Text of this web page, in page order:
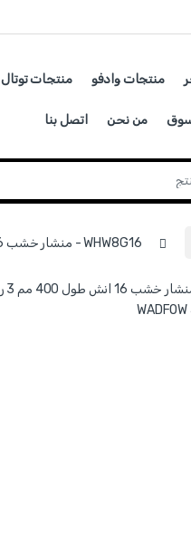
منتجات وادفو منتجات توتال
من نحن اتصل بنا
WHW8G16 - منشار خشب 16 انش طول 400 مم 3 رؤوس بولاد 65مم ماركة WADFOW